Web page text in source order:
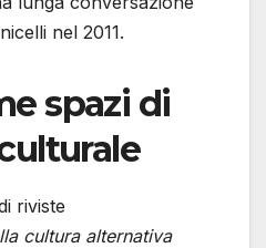
nel 2011.
spazi di
riviste
cultura alternativa